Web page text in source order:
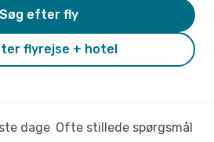
flyrejse + hotel
Søg efter fly
dage Ofte stillede spørgsmål